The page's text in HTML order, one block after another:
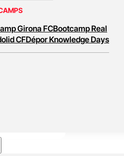
Girona FCBootcamp Real
CFDépor Knowledge Days